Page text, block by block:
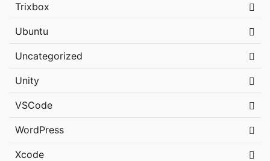
Trixbox
Ubuntu
Uncategorized
Unity
VSCode
WordPress
Xcode